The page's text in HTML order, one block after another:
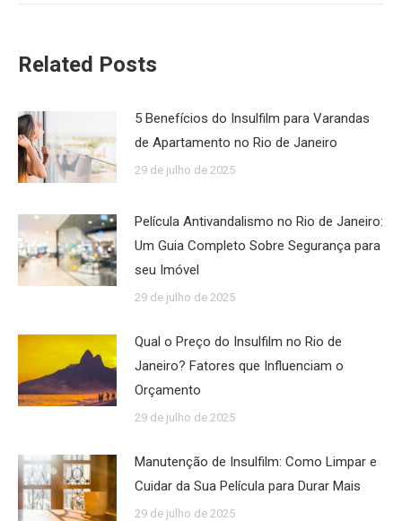
Related Posts
5 Benefícios do Insulfilm para Varandas
de Apartamento no Rio de Janeiro
29 de julho de 2025
Película Antivandalismo no Rio de Janeiro:
Um Guia Completo Sobre Segurança para
seu Imóvel
29 de julho de 2025
Qual o Preço do Insulfilm no Rio de
Janeiro? Fatores que Influenciam o
Orçamento
29 de julho de 2025
Manutenção de Insulfilm: Como Limpar e
Cuidar da Sua Película para Durar Mais
29 de julho de 2025